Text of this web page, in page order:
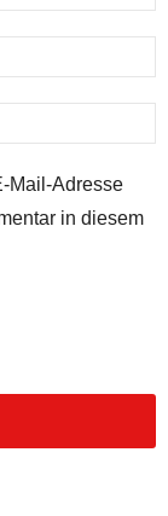
Mail-Adresse
in diesem